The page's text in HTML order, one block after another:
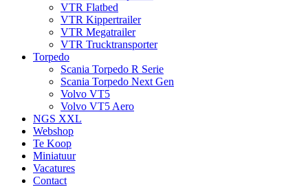
VTR Flatbed
VTR Kippertrailer
VTR Megatrailer
VTR Trucktransporter
Torpedo
Scania Torpedo R Serie
Scania Torpedo Next Gen
Volvo VT5
Volvo VT5 Aero
NGS XXL
Webshop
Te Koop
Miniatuur
Vacatures
Contact